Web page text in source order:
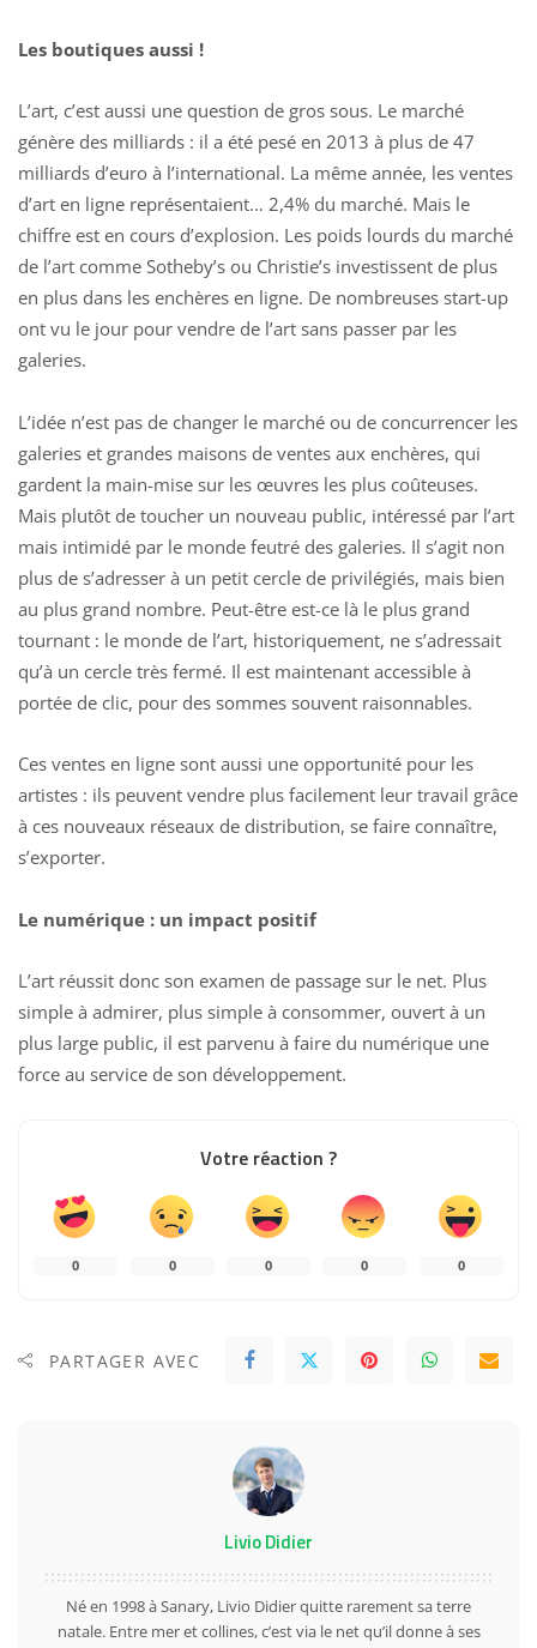
Les boutiques aussi !
L’art, c’est aussi une question de gros sous. Le marché
génère des milliards : il a été pesé en 2013 à plus de 47
milliards d’euro à l’international. La même année, les ventes
d’art en ligne représentaient… 2,4% du marché. Mais le
chiffre est en cours d’explosion. Les poids lourds du marché
de l’art comme Sotheby’s ou Christie’s investissent de plus
en plus dans les enchères en ligne. De nombreuses start-up
ont vu le jour pour vendre de l’art sans passer par les
galeries.
L’idée n’est pas de changer le marché ou de concurrencer les
galeries et grandes maisons de ventes aux enchères, qui
gardent la main-mise sur les œuvres les plus coûteuses.
Mais plutôt de toucher un nouveau public, intéressé par l’art
mais intimidé par le monde feutré des galeries. Il s’agit non
plus de s’adresser à un petit cercle de privilégiés, mais bien
au plus grand nombre. Peut-être est-ce là le plus grand
tournant : le monde de l’art, historiquement, ne s’adressait
qu’à un cercle très fermé. Il est maintenant accessible à
portée de clic, pour des sommes souvent raisonnables.
Ces ventes en ligne sont aussi une opportunité pour les
artistes : ils peuvent vendre plus facilement leur travail grâce
à ces nouveaux réseaux de distribution, se faire connaître,
s’exporter.
Le numérique : un impact positif
L’art réussit donc son examen de passage sur le net. Plus
simple à admirer, plus simple à consommer, ouvert à un
plus large public, il est parvenu à faire du numérique une
force au service de son développement.
Votre réaction ?
0 0 0 0 0
PARTAGER AVEC
Livio Didier
Né en 1998 à Sanary, Livio Didier quitte rarement sa terre
natale. Entre mer et collines, c’est via le net qu’il donne à ses